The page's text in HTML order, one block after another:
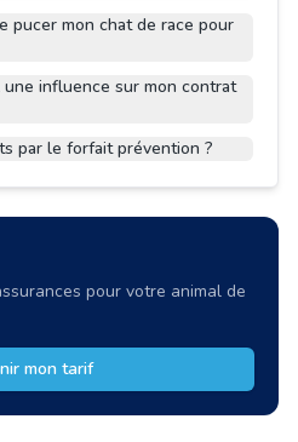
pucer mon chat de race pour
influence sur mon contrat
par le forfait prévention ?
pour votre animal de
mon tarif